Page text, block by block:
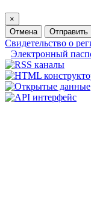
×
Отмена
Отправить
Свидетельство о
Электронный